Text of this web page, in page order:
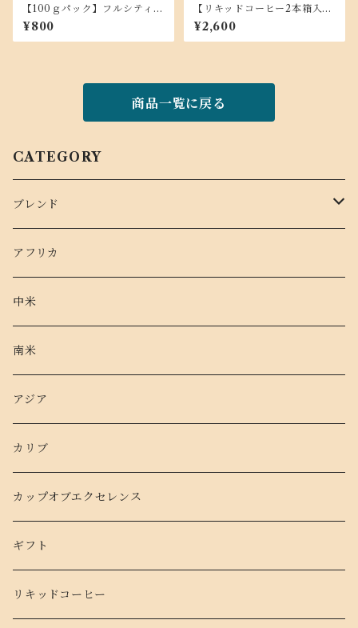
【100ｇパック】フルシティブ
レンド GUMBO ガンボ ☆
深煎り
¥800
【リキッドコーヒー2本箱入
り】フレンチブレンド サ
ン・ジェルマン・デ・プレ
無糖 1,000ml
¥2,600
商品一覧に戻る
CATEGORY
ブレンド
季節のブレンド
オリジナルブレンド
100gパック
200gパック
アフリカ
中米
南米
アジア
カリブ
カップオブエクセレンス
ギフト
リキッドコーヒー